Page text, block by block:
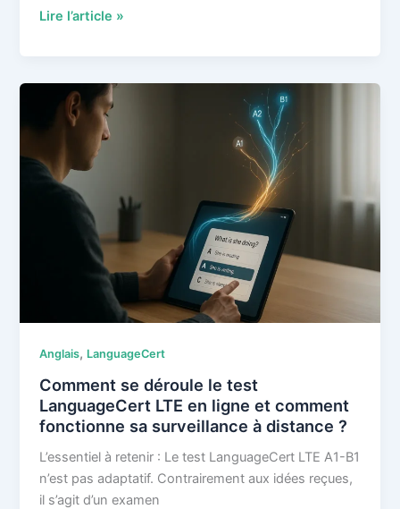
Comment
préparer
réussir
du
DILF
(niveau
Lire l’article »
Anglais, LanguageCert
Comment se déroule le test
LanguageCert LTE en ligne et comment
fonctionne sa surveillance à distance ?
L’essentiel à retenir : Le test LanguageCert LTE A1-B1
n’est pas adaptatif. Contrairement aux idées reçues,
il s’agit d’un examen